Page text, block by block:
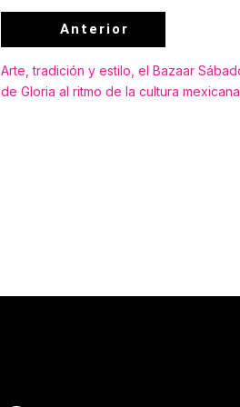
Anterior
Arte, tradición y estilo, el Bazaar
de Gloria al ritmo de la cultura